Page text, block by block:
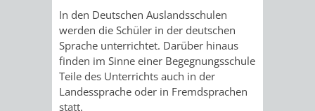
ANTRAGSVERFAHREN
VERMIETE
DOCH
STABSSTELLE
BÄDER
HOCHBAU
(PLANUNG
TOURISMUS
In den Deutschen Auslandsschulen
werden die Schüler in der deutschen
Sprache unterrichtet. Darüber hinaus
finden im Sinne einer Begegnungsschule
Teile des Unterrichts auch in der
Landessprache oder in Fremdsprachen
statt.